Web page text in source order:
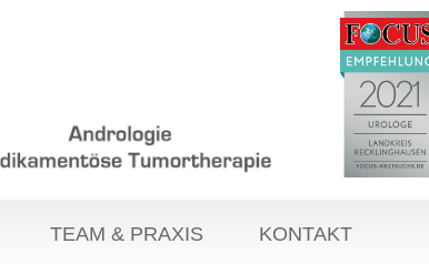
TEAM & PRAXIS KONTAKT